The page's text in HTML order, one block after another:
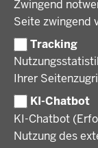
Zwingend
Seite zwingend
Tracking
Ihrer
KI-Chatbot
KI-Chatbot
Nutzung des
Behördenleitung
Förderlotsinnen
KARRIERE UND
Stellenangebote
Ausbildung
Volljurist:in
Praktikum
Stellenangebote
VERFAHREN
Amtsblatt
PRESSE
Podcast
© 2026